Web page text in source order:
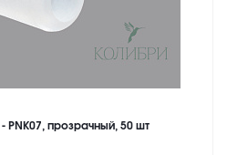
PNK07, прозрачный, 50 шт